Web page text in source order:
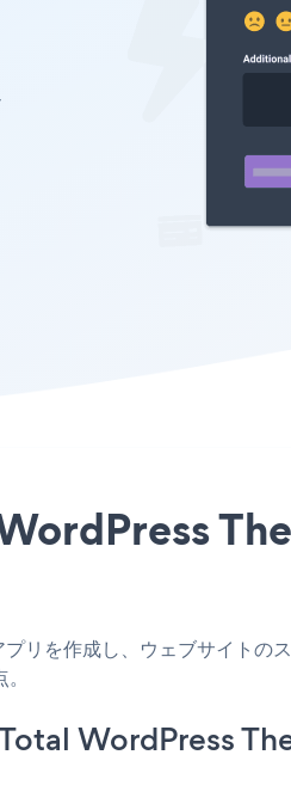
リを作成し、ウェブサイト
WordPress